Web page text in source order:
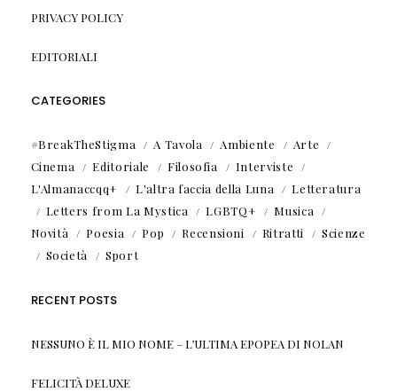
PRIVACY POLICY
EDITORIALI
CATEGORIES
#BreakTheStigma A Tavola Ambiente
Arte
Cinema
Editoriale Filosofia
Interviste
L'Almanaccqq+
L'altra faccia della Luna
Letteratura
Letters from La Mystica
LGBTQ+
Musica
Novità
Poesia Pop Recensioni Ritratti
Scienze
Società
Sport
RECENT POSTS
NESSUNO È IL MIO NOME – L’ULTIMA EPOPEA DI NOLAN
FELICITÀ DELUXE